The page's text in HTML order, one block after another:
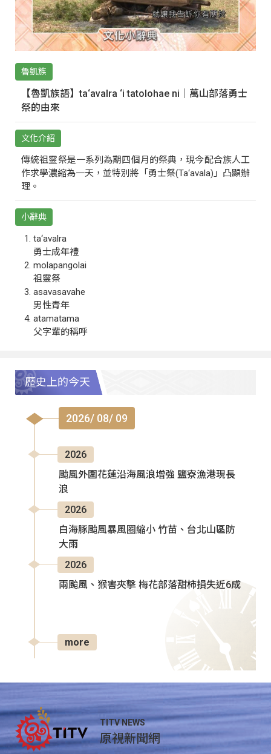
魯凱族
【魯凱族語】ta‘avalra ‘i tatolohae ni｜萬山部落勇士
祭的由來
文化介紹
傳統祖靈祭是一系列為期四個月的祭典，現今配合族人工
作求學濃縮為一天，並特別將「勇士祭(Ta‘avala)」凸顯辦
理。
小辭典
ta‘avalra
勇士成年禮
molapangolai
祖靈祭
asavasavahe
男性青年
atamatama
父字輩的稱呼
歷史上的今天
2026/ 08/ 09
2026
颱風外圍花蓮沿海風浪增強 鹽寮漁港現長
浪
2026
白海豚颱風暴風圈縮小 竹苗、台北山區防
大雨
2026
兩颱風、猴害夾擊 梅花部落甜柿損失近6成
more
TITV NEWS
原視新聞網